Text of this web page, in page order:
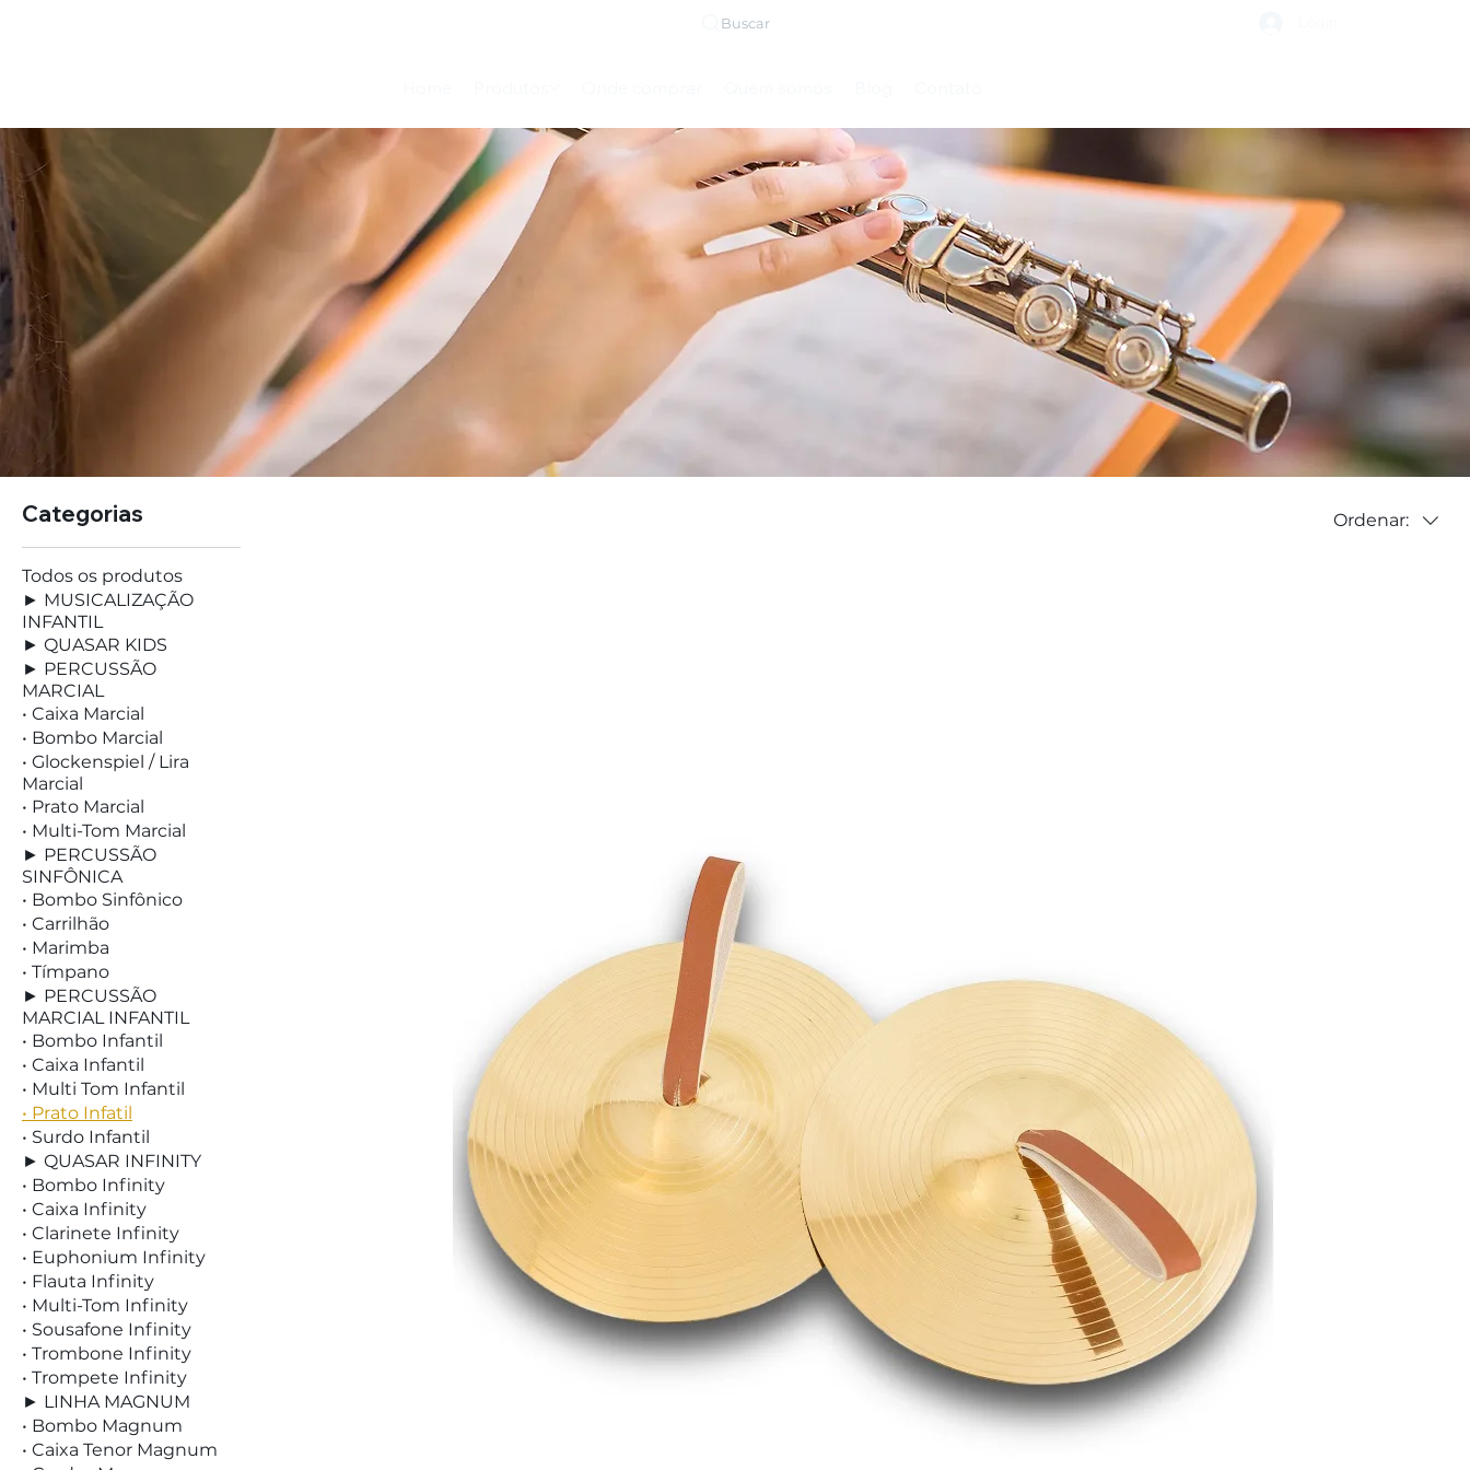
Buscar
Categorias
Todos os produtos
► MUSICALIZAÇÃO
INFANTIL
► QUASAR KIDS
► PERCUSSÃO
MARCIAL
• Caixa Marcial
• Bombo Marcial
• Glockenspiel / Lira
Marcial
• Prato Marcial
• Multi-Tom Marcial
► PERCUSSÃO
SINFÔNICA
• Bombo Sinfônico
• Carrilhão
• Marimba
• Tímpano
► PERCUSSÃO
MARCIAL INFANTIL
• Bombo Infantil
• Caixa Infantil
• Multi Tom Infantil
• Prato Infatil
• Surdo Infantil
► QUASAR INFINITY
• Bombo Infinity
• Caixa Infinity
• Clarinete Infinity
• Euphonium Infinity
• Flauta Infinity
• Multi-Tom Infinity
• Sousafone Infinity
• Trombone Infinity
• Trompete Infinity
► LINHA MAGNUM
• Bombo Magnum
• Caixa Tenor Magnum
Ordenar: